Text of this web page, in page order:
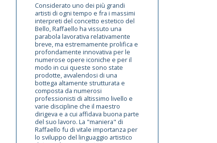
Considerato uno dei più grandi
artisti di ogni tempo e fra i massimi
interpreti del concetto estetico del
Bello, Raffaello ha vissuto una
parabola lavorativa relativamente
breve, ma estremamente prolifica e
profondamente innovativa per le
numerose opere iconiche e per il
modo in cui queste sono state
prodotte, avvalendosi di una
bottega altamente strutturata e
composta da numerosi
professionisti di altissimo livello e
varie discipline che il maestro
dirigeva e a cui affidava buona parte
del suo lavoro. La "maniera" di
Raffaello fu di vitale importanza per
lo sviluppo del linguaggio artistico